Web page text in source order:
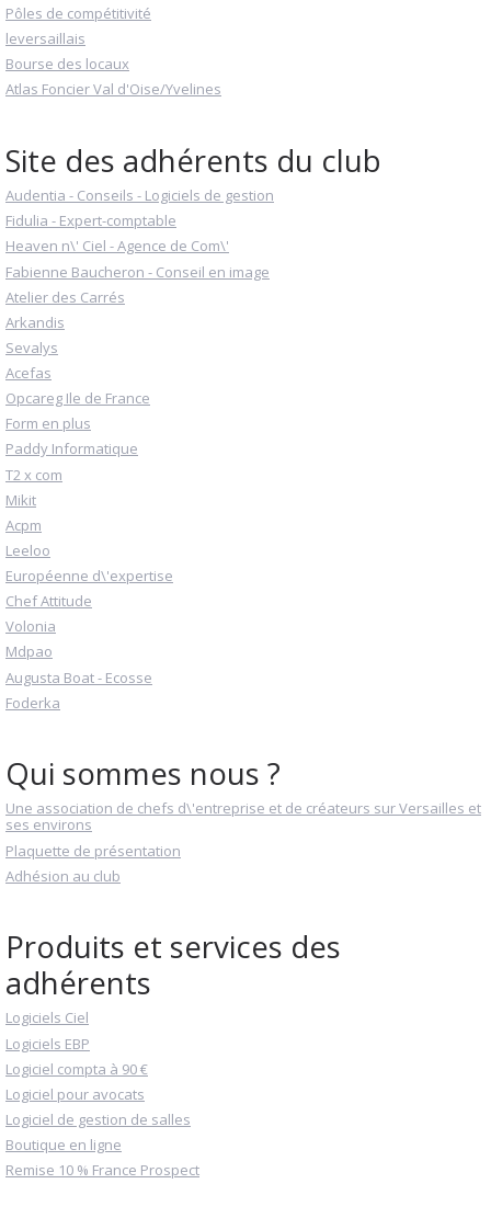
Pôles de compétitivité
leversaillais
Bourse des locaux
Atlas Foncier Val d'Oise/Yvelines
Site des adhérents du club
Audentia - Conseils - Logiciels de gestion
Fidulia - Expert-comptable
Heaven n\' Ciel - Agence de Com\'
Fabienne Baucheron - Conseil en image
Atelier des Carrés
Arkandis
Sevalys
Acefas
Opcareg Ile de France
Form en plus
Paddy Informatique
T2 x com
Mikit
Acpm
Leeloo
Européenne d\'expertise
Chef Attitude
Volonia
Mdpao
Augusta Boat - Ecosse
Foderka
Qui sommes nous ?
Une association de chefs d\'entreprise et de créateurs sur Versailles et
ses environs
Plaquette de présentation
Adhésion au club
Produits et services des
adhérents
Logiciels Ciel
Logiciels EBP
Logiciel compta à 90 €
Logiciel pour avocats
Logiciel de gestion de salles
Boutique en ligne
Remise 10 % France Prospect